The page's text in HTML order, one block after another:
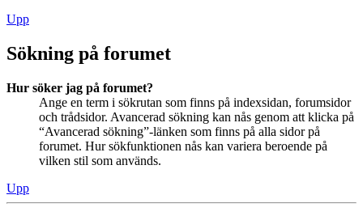
Upp
Sökning på forumet
Hur söker jag på forumet?
Ange en term i sökrutan som finns på indexsidan, forumsidor
och trådsidor. Avancerad sökning kan nås genom att klicka på
“Avancerad sökning”-länken som finns på alla sidor på
forumet. Hur sökfunktionen nås kan variera beroende på
vilken stil som används.
Upp